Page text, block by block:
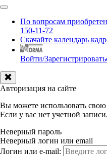
По вопросам
150-11-72
Скачайте календарь
Войти/
Авторизация на сайте
Вы можете использовать
Если у вас нет учетной
Неверный пароль
Неверный логин или email
Логин или e-mail: